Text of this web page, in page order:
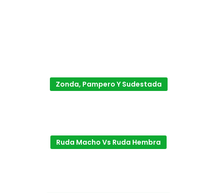
Zonda, Pampero Y Sudestada
Ruda Macho Vs Ruda Hembra